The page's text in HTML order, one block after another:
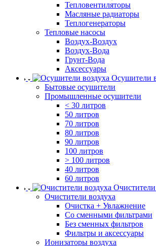
Тепловентиляторы
Масляные радиаторы
Теплогенераторы
Тепловые насосы
Воздух-Воздух
Воздух-Вода
Грунт-Вода
Аксессуары
Осушители
Бытовые осушители
Промышленные осушители
< 30 литров
50 литров
70 литров
80 литров
90 литров
100 литров
> 100 литров
40 литров
60 литров
Очистители
Очистители воздуха
Очистка + Увлажнение
Cо сменными фильтрами
Без сменных фильтров
Фильтры и аксессуары
Ионизаторы воздуха